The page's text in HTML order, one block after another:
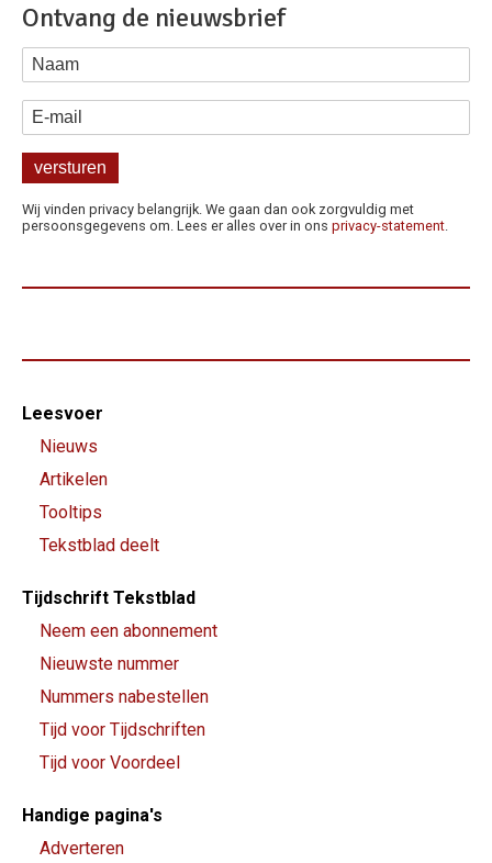
Ontvang de nieuwsbrief
Naam
E-mail
Wij vinden privacy belangrijk. We gaan dan ook zorgvuldig met
persoonsgegevens om. Lees er alles over in ons privacy-statement.
Footer-
menu
Leesvoer
Nieuws
Artikelen
Tooltips
Tekstblad deelt
Tijdschrift Tekstblad
Neem een abonnement
Nieuwste nummer
Nummers nabestellen
Tijd voor Tijdschriften
Tijd voor Voordeel
Handige pagina's
Adverteren